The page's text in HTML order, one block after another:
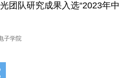
团队研究成果入选“2023年中
子学院